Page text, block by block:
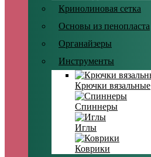
Кринолиновая сетка
Основы из пенопласта
Органайзеры
Инструменты
Крючки вязальные
Спиннеры
Иглы
Коврики